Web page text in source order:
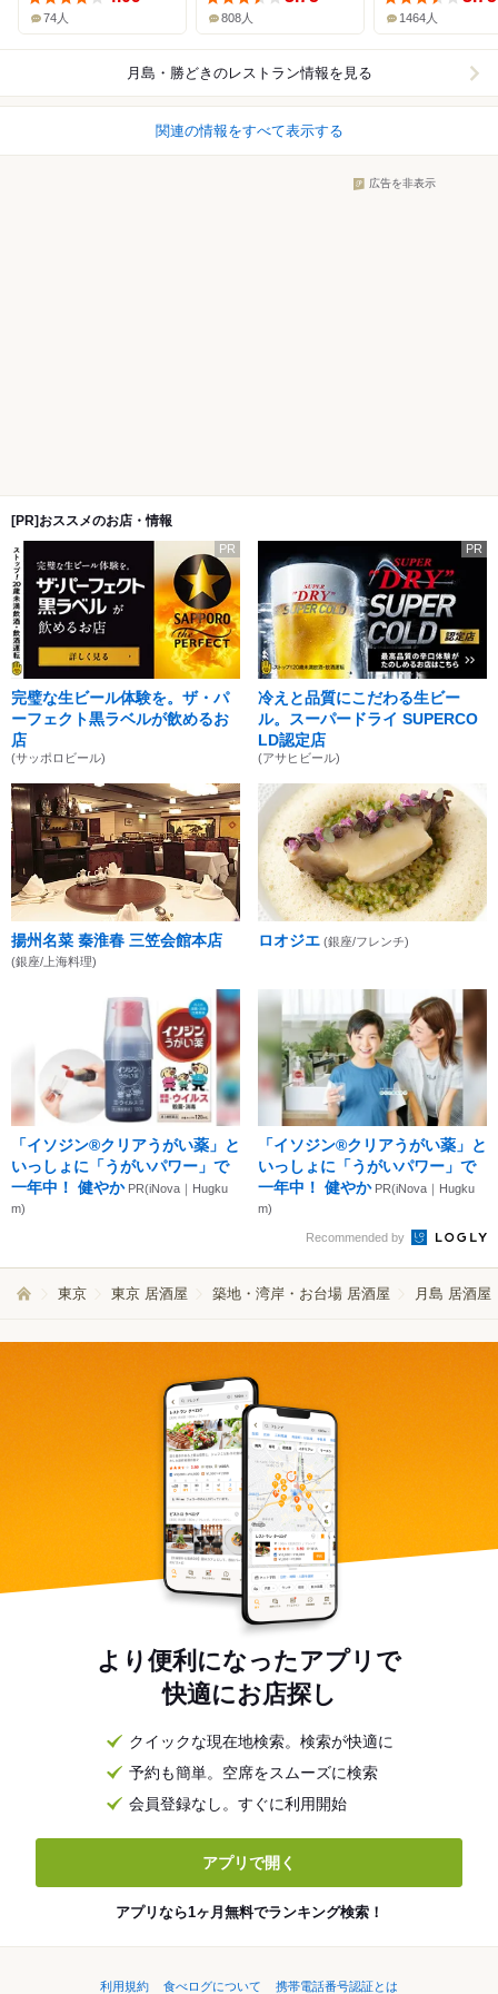
74人 808人 1464人
月島・勝どき のレストラン情報を見る
関連の情報をすべて表示する
広告を非表示
[PR]おススメのお店・情報
PR
完璧な生ビール体験を。ザ・パ
ーフェクト黒ラベルが飲めるお
店
(サッポロビール)
PR
冷えと品質にこだわる生ビー
ル。スーパードライ SUPERCO
LD認定店
(アサヒビール)
揚州名菜 秦淮春 三笠会館本店
(銀座/上海料理)
ロオジエ (銀座/フレンチ)
「イソジン®クリアうがい薬」と
いっしょに「うがいパワー」で
一年中！ 健やか PR(iNova｜Hugku
m)
「イソジン®クリアうがい薬」と
いっしょに「うがいパワー」で
一年中！ 健やか PR(iNova｜Hugku
m)
Recommended by
東京 東京 居酒屋 築地・湾岸・お台場 居酒屋 月島 居酒屋
より便利になったアプリで
快適にお店探し
クイックな現在地検索。検索が快適に
予約も簡単。空席をスムーズに検索
会員登録なし。すぐに利用開始
アプリで開く
アプリなら1ヶ月無料でランキング検索！
利用規約 食べログについて 携帯電話番号認証とは